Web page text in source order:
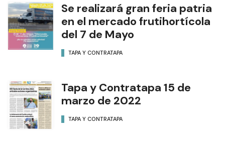
Se realizará gran feria patria
en el mercado frutihortícola
del 7 de Mayo
TAPA Y CONTRATAPA
Tapa y Contratapa 15 de
marzo de 2022
TAPA Y CONTRATAPA